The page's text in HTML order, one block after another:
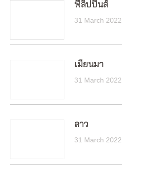
ฟิลิปปินส์
31 March 2022
เมียนมา
31 March 2022
ลาว
31 March 2022